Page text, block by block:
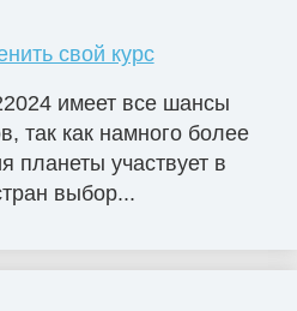
свой курс
имеет все шансы
так как намного более
планеты участвует в
выбор...